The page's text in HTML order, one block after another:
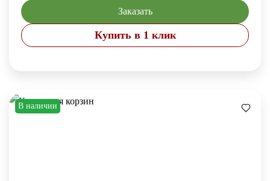
Заказать
Купить в 1 клик
В наличии